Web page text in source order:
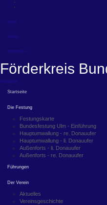
Login
Suche
Impressum
Förderkreis
Navigation
Startseite
Die Festung
Festungskarte
Bundesfestung Ulm - Einführung
Hauptumwallung - re. Donauufer
Hauptumwallung - li. Donauufer
Außenforts - li. Donauufer
Außenforts - re. Donauufer
Führungen
Der Verein
Aktuelles
Vereinsgeschichte